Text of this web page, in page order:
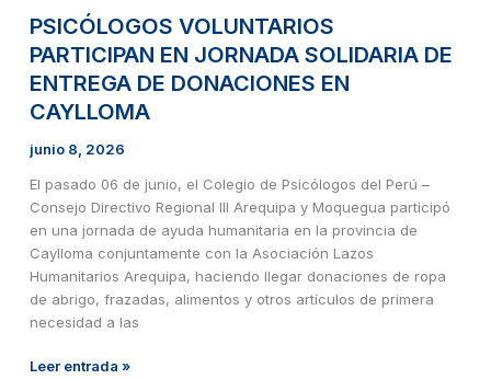
PSICÓLOGOS VOLUNTARIOS
PARTICIPAN EN JORNADA SOLIDARIA DE
ENTREGA DE DONACIONES EN
CAYLLOMA
junio 8, 2026
El pasado 06 de junio, el Colegio de Psicólogos del Perú –
Consejo Directivo Regional III Arequipa y Moquegua participó
en una jornada de ayuda humanitaria en la provincia de
Caylloma conjuntamente con la Asociación Lazos
Humanitarios Arequipa, haciendo llegar donaciones de ropa
de abrigo, frazadas, alimentos y otros artículos de primera
necesidad a las
Leer entrada »